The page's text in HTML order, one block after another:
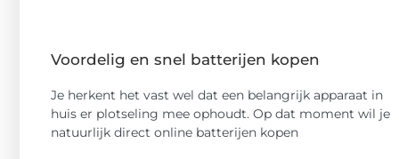
Voordelig en snel batterijen kopen
Je herkent het vast wel dat een belangrijk apparaat in
huis er plotseling mee ophoudt. Op dat moment wil je
natuurlijk direct online batterijen kopen